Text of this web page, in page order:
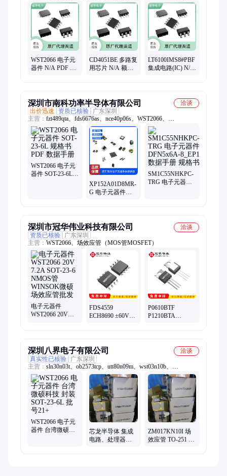
器、滤波器、功分器、变压器、集成电路、衰减器、混频器、振
荡器
WST2066 电子元
器件 N/A PDF 数
CD4051BE 多路复
用芯片 N/A 额定
LT6100IMS8#PBF
集成电路(IC) N/A
深圳市南科功率半导体有限公司
洽谈
出价迅速
资质已核验
广东深圳
主营： fzt489qta、fds6676as、nce40p06s、WST2066、
aons32304、aons32306、fzt792ata、bss138bks、zhcs750ta、
bss138bkw、mjd42c-13、2sd1584-z、fdc638apz、pbhv9115x、
pbhv9115z、pbhv9115t、bcp56-16t、fds6675bz、ssm6n58nu、
stn1hnk60、fdmc8327l、rzm002p02、pmv52enea、emb06n03a、
pds6988-5、fzt790ata
WST2066 电子元
器件 SOT-23-6L
XP152A01D8MR-
G 电子元器件
SM1C55NHKPC-
TRG 电子元器件
深圳市冠华伟业科技有限公司
洽谈
资质已核验
广东深圳
主营： WST2066、场效应管（MOS管MOSFET）
电子元器件
WST2066 20V
效应管批发
FDS4559
ECH8690 ±60V
P0610BTF
P1210BTA
深圳八界电子有限公司
洽谈
真实性已核验
广东深圳
主营： sln30n03t、ob2573tcp、utt80n09m、wst03n10b、
ob3635cmp、slf20n65s、wsd4032dn、usg100n04、wsd2050dn、
slw24n50c、wsf40n10a、ob3398pap、sld80n04t、ob3336pcp、
ob25132jp、ob3615rcp、wsd3050dn、wsd4050dn、ob2500pcp、
nce3415y*、slf7n65sv、ob2502pcp、wsk140n08、sln40n04g、
wsf60n06a
WST2066 电子元
器件 台湾微硕科
芯龙半导体 集成
电路、处理器、
ZM017KN10I 场
效应管 TO-251 输